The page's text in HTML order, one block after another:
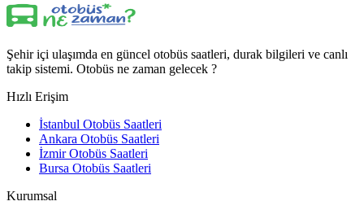
Şehir içi ulaşımda en güncel otobüs saatleri, durak bilgileri ve canlı
takip sistemi. Otobüs ne zaman gelecek ?
Hızlı Erişim
İstanbul Otobüs Saatleri
Ankara Otobüs Saatleri
İzmir Otobüs Saatleri
Bursa Otobüs Saatleri
Kurumsal